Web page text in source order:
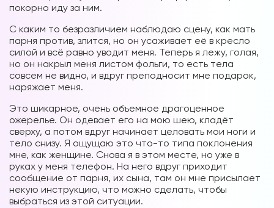
покорно иду за ним.
С каким то безразличием наблюдаю сцену, как мать
парня против, злится, но он усаживает её в кресло
силой и всё равно уводит меня. Теперь я лежу, голая,
но он накрыл меня листом фольги, то есть тела
совсем не видно, и вдруг преподносит мне подарок,
наряжает меня.
Это шикарное, очень объемное драгоценное
ожерелье. Он одевает его на мою шею, кладёт
сверху, а потом вдруг начинает целовать мои ноги и
тело снизу. Я ощущаю это что-то типа поклонения
мне, как женщине. Снова я в этом месте, но уже в
руках у меня телефон. На него вдруг приходит
сообщение от парня, их сына, там он мне присылает
некую инструкцию, что можно сделать, чтобы
выбраться из этой ситуации.